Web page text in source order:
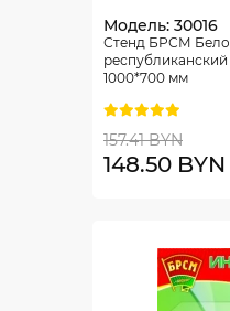
Модель: 30016
Стенд БРСМ
1000*700 мм
157.41 BYN
148.50 BYN